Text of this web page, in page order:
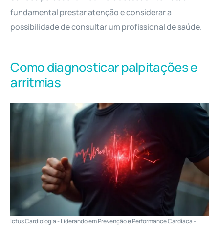
fundamental prestar atenção e considerar a
possibilidade de consultar um profissional de saúde.
Como diagnosticar palpitações e
arritmias
Ictus Cardiologia - Liderando em Prevenção e Performance Cardíaca -